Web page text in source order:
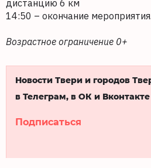
дистанцию 6 км
14:50 – окончание мероприятия.
Возрастное ограничение 0+
Новости Твери и городов
в Телеграм, в ОК и Вконтакте
Подписаться